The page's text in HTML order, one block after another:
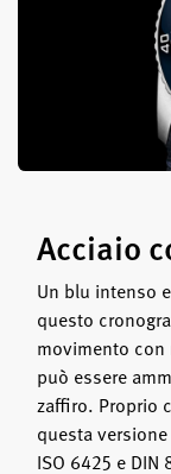
Acciaio
Un blu intenso
questo
movimento
può essere
zaffiro. Proprio
questa
ISO 6425 e